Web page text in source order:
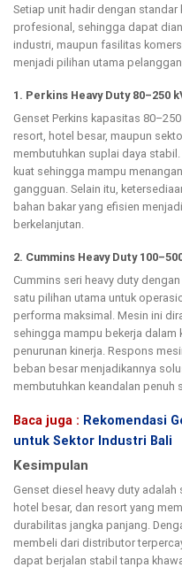
Setiap unit hadir dengan
profesional, sehingga dapat
industri, maupun fasilitas
menjadi pilihan utama
1. Perkins Heavy Duty 80–250
Genset Perkins kapasitas
resort, hotel besar, maupun
membutuhkan suplai daya
kuat sehingga mampu
gangguan. Selain itu,
bahan bakar yang efisien
berkelanjutan.
2. Cummins Heavy Duty
Cummins seri heavy duty
satu pilihan utama untuk
performa maksimal. Mesin ini
sehingga mampu bekerja
penurunan kinerja. Respons
beban besar menjadikannya
membutuhkan keandalan penuh
Baca juga : Rekomendasi
untuk Sektor Industri Bali
Kesimpulan
Genset diesel heavy duty
hotel besar, dan resort yang
durabilitas jangka panjang.
membeli dari distributor
dapat berjalan stabil tanpa